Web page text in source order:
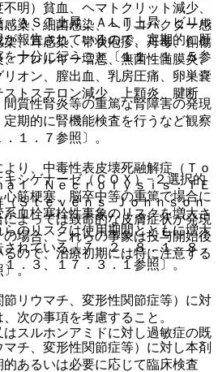
ＡＳＴ上昇、ＡＬＴ上昇、ビリル
報告されているので、定期的に肝
十分に行うこと〔１１．１．５参
質性腎炎等の重篤な腎障害の発現
期的に腎機能検査を行うなど観察
１．７参照〕。
り、中毒性表皮壊死融解症（Ｔｏ
ｌ Ｎｅｃｒｏｌｙｓｉｓ：ＴＥ
Ｓｔｅｖｅｎｓ−Ｊｏｈｎｓｏｎ
よっては致命的な皮膚症状が発現
場合、これらの事象は投与開始後
ので、治療初期には特に注意する
。
リウマチ、変形性関節症等）に対
次の事項を考慮すること。
チ、変形性関節症等）に対し本剤
あるいは必要に応じて臨床検査
明）貧血、ヘマトクリット減少、
染、細菌感染、ヘリコバクター感
、耳感染、帯状疱疹、丹毒、創傷
アレルギー増悪、無菌性髄膜炎、
オン、膣出血、乳房圧痛、卵巣嚢
トステロン減少、上顆炎、腱断
シゲナーゼ（ＣＯＸ）−２選択的
筋梗塞、脳卒中等の重篤で場合に
血栓塞栓性事象のリスクを増大さ
のリスクは使用期間とともに増大
れている〔７．２、８．１、８．
．３、１７．３．１参照〕。
スルホンアミドに対し過敏症の既